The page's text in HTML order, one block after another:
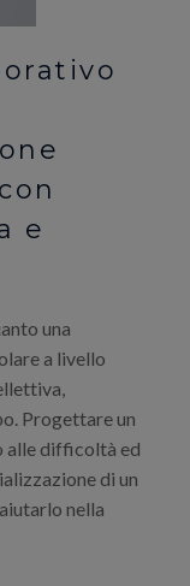
e
una
a livello
Progettare un
alle difficoltà ed
di un
nella